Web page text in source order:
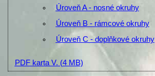
Úroveň A - nosné okruhy
Úroveň B - rámcové okruhy
Úroveň C - doplňkové okruhy
PDF karta V. (4 MB)